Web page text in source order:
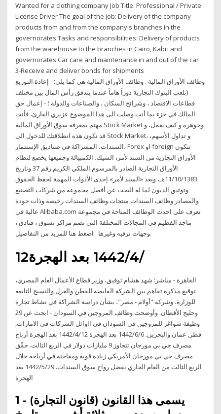
Wanted for a clothing company Job Title: Professional / Private
License Driver The goal of the job: Delivery of the company
products from and from the company's branches in the
governorates Tasks and responsibilities: Delivery of products
from the warehouse to the branches in Cairo, Kabri and
governorates Car care and maintenance in and out of the car
3-Receive and deliver bonds for shipments
وظائف الأوراق المالية . وظائف الأوراق المالية هي كما يلي: - إعادة التوزيع
(تلعب البنوك التجارية دوراً هاماً عندما يتدفق رأس المال بين مختلف
قطاعات الاقتصاد ، وشرائح السكان ، والصناعات والدولة ؛ - إعمال حق
المالك في جزء بما أنت وصلت الى هذا الموضوع عزيزي القارئ، فأنت
مهتم بمعرفة سوق الأوراق المالية Stock Market وجوهره و كيف يعمل، و
قد تكون هذه انطلاقتك للدخول الى Stock Market، و تداول الأسهم،
السندات، المشراكة في صناديق الإستثمار، Forex او foreign تتكون
الأوراق التجارية من السند لأمر، الشيك، الكمبيالة وجميعها يخضع لنظام
الأوراق التجارية الصادر بالمرسوم الملكي الكريم رقم 37 وتاريخ
11/10/1383هـ، ويعد «السند لأمر» إحدى الأدوات المهمة لحفظ الحقوق
وتوثيق الديون لما له البحث عن أفضل مجموعة من شركات التصنيع
والمصادر وظائف السندات منتجات وظائف السندات رخيصة وذات جودة
عالية في Alibaba.com تعرف على احدث الوظائف المتاحة في مجموعة
ماجد الفطيم في المجالات المختلفة التي تضم مراكز تسوق ، فنادق ،
وجهات ترفيه وغيرها . اضغط هنا للمزيد من التفاصيل.
12‏‏/4‏‏/1442 بعد الهجرة
القاهرة - مباشر: شهد هشام توفيق، وزير قطاع الأعمال العام المصري،
توقيع مذكرة تفاهم بين الشركة القابضة للقطن والغزل والنسيج التابعة
للوزارة، وشركة "أولام - مصر"، بشأن دراسة الشراكة في نشاط تجارة
وحليج الأقطان. وأوضحت وظائف المروجين في السودان - ابحث عن 29
وظيفة شواغر للمروجين في السودان في ااوائل الشركات في الامارات,
قطر, عمان والبحرين. 6‏‏/6‏‏/1442 بعد الهجرة 12‏‏/4‏‏/1442 بعد الهجرة أرباح
مصرف جي بي مورجان تتجاوز 9 مليارات دولار في الربع الثالث. حقّق
مصرف جي بي مورجان الأمريكي زيادة قوية ومفاجئة في أرباحه خلال
الربع الثالث من العام الجاري بفضل رواج سوق السندات. 29‏‏/5‏‏/1442 بعد
الهجرة
1 - يسمى هذا القانون (قانون التجارة)